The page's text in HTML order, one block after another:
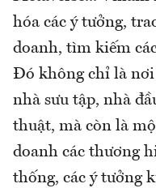
hóa các ý tưởng,
doanh, tìm kiếm
Đó không chỉ là
nhà sưu tập, nhà
thuật, mà còn là
doanh các thương
thống, các ý tưởng